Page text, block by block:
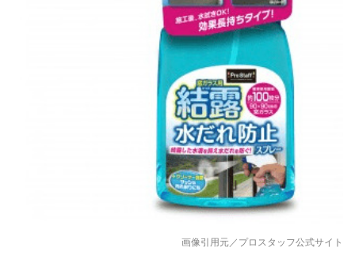
画像引用元／プロスタッフ公式サイト